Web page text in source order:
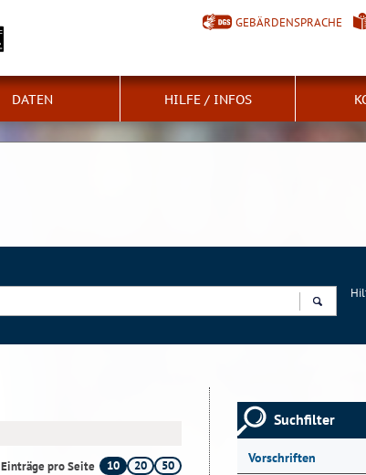
GEBÄRDENSPRACHE
DATEN HILFE / INFOS
Einträge pro Seite 10 20
50
Suchfilter
Vorschriften